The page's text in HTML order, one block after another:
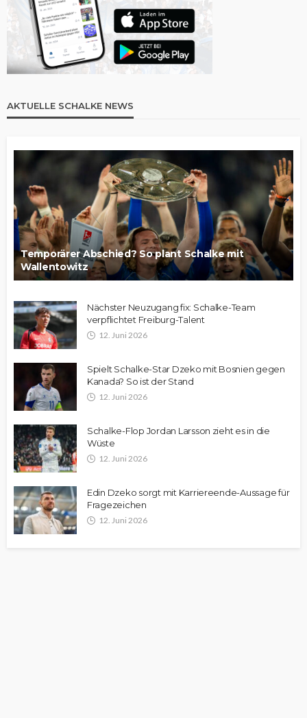
AKTUELLE SCHALKE NEWS
Temporärer Abschied? So plant Schalke mit
Wallentowitz
Nächster Neuzugang fix: Schalke-Team
verpflichtet Freiburg-Talent
12. Juni 2026
Spielt Schalke-Star Dzeko mit Bosnien gegen
Kanada? So ist der Stand
12. Juni 2026
Schalke-Flop Jordan Larsson zieht es in die
Wüste
12. Juni 2026
Edin Dzeko sorgt mit Karriereende-Aussage für
Fragezeichen
12. Juni 2026